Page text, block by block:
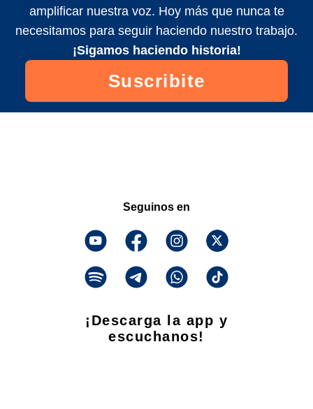
amplificar nuestra voz. Hoy más que nunca te
necesitamos para seguir haciendo nuestro trabajo.
¡Sigamos haciendo historia!
Suscribite
Seguinos en
¡Descarga la app y
escuchanos!